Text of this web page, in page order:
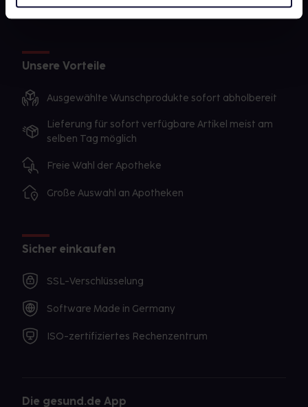
Impressum
Unsere Vorteile
Ausgewählte Wunschprodukte sofort abholbereit
Lieferung für sofort verfügbare Artikel meist am
selben Tag möglich
Freie Wahl der Apotheke
Große Auswahl an Apotheken
Sicher einkaufen
SSL-Verschlüsselung
Software Made in Germany
ISO-zertifiziertes Rechenzentrum
Die gesund.de App